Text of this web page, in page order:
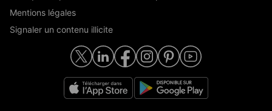
Mentions légales
Signaler un contenu illicite